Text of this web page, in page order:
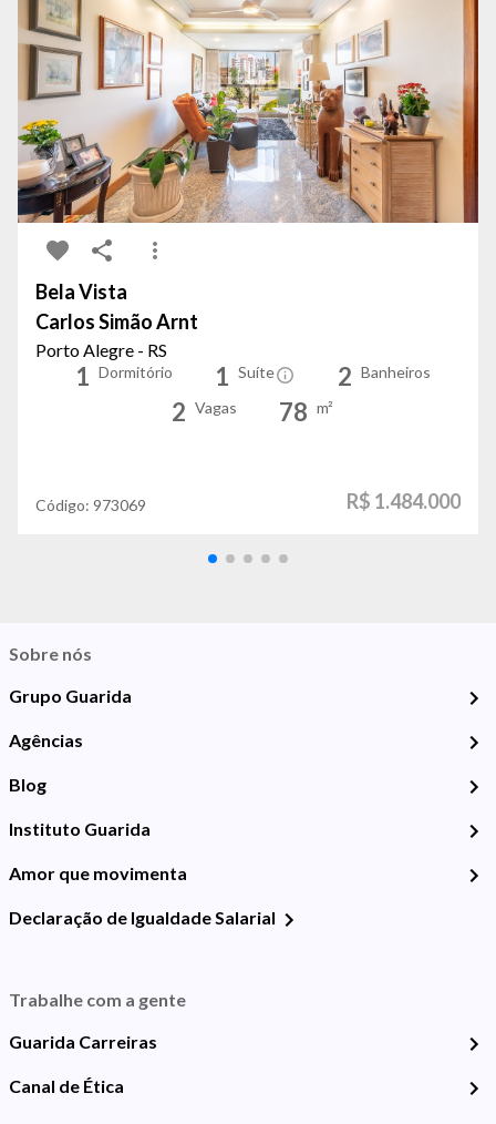
Bela Vista
Carlos Simão Arnt
Porto Alegre - RS
1 Dormitório 1 Suíte 2 Banheiros
2 Vagas 78 m²
Código: 973069 R$ 1.484.000
Sobre nós
Grupo Guarida
Agências
Blog
Instituto Guarida
Amor que movimenta
Declaração de Igualdade Salarial
Trabalhe com a gente
Guarida Carreiras
Canal de Ética